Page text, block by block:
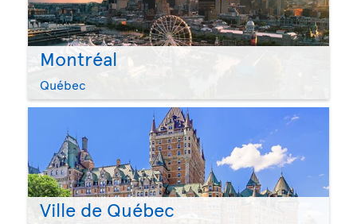
Montréal
Québec
Ville de Québec